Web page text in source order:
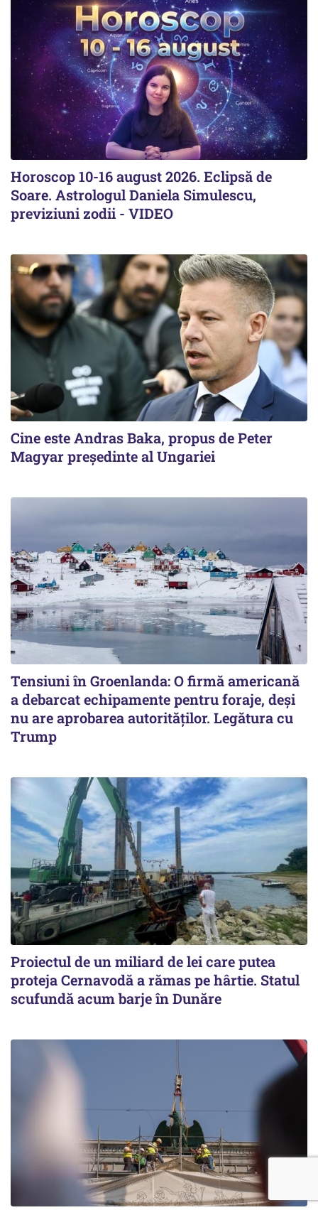
Horoscop 10-16 august 2026. Eclipsă de
Soare. Astrologul Daniela Simulescu,
previziuni zodii - VIDEO
Cine este Andras Baka, propus de Peter
Magyar președinte al Ungariei
Tensiuni în Groenlanda: O firmă americană
a debarcat echipamente pentru foraje, deși
nu are aprobarea autorităților. Legătura cu
Trump
Proiectul de un miliard de lei care putea
proteja Cernavodă a rămas pe hârtie. Statul
scufundă acum barje în Dunăre